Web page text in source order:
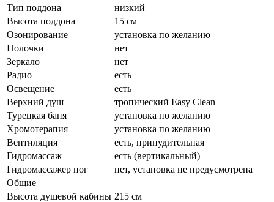
Тип поддона
низкий
Высота поддона
15 см
Озонирование
установка по желанию
Полочки
нет
Зеркало
нет
Радио
есть
Освещение
есть
Верхний душ
тропический Easy Clean
Турецкая баня
установка по желанию
Хромотерапия
установка по желанию
Вентиляция
есть, принудительная
Гидромассаж
есть (вертикальный)
Гидромассажер ног
нет, установка не предусмотрена
Общие
Высота душевой кабины 215 см